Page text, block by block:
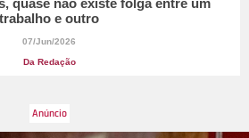
quase não existe folga entre um
trabalho e outro
07/Jun/2026
Da Redação